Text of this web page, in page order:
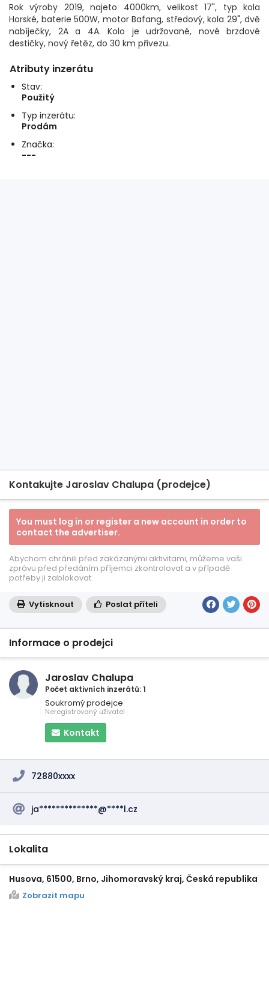
Rok výroby 2019, najeto 4000km, velikost 17", typ kola
Horské, baterie 500W, motor Bafang, středový, kola 29", dvě
nabíječky, 2A a 4A. Kolo je udržované, nové brzdové
destičky, nový řetěz, do 30 km přivezu.
Atributy inzerátu
Stav:
Použitý
Typ inzerátu:
Prodám
Značka:
---
Kontakujte Jaroslav Chalupa (prodejce)
You must log in or register a new account in order to
contact the advertiser.
Abychom chránili před zakázanými aktivitami, můžeme vaši
zprávu před předáním příjemci zkontrolovat a v případě
potřeby ji zablokovat.
Vytisknout Poslat příteli
Informace o prodejci
Jaroslav Chalupa
Počet aktivních inzerátů: 1
Soukromý prodejce
Neregistrovaný uživatel
Kontakt
72880xxxx
ja**************@****l.cz
Lokalita
Husova, 61500, Brno, Jihomoravský kraj, Česká republika
Zobrazit mapu